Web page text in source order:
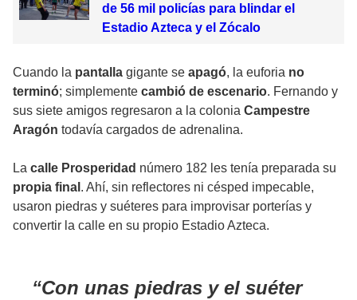
de 56 mil policías para blindar el
Estadio Azteca y el Zócalo
Cuando la pantalla gigante se apagó, la euforia no
terminó; simplemente cambió de escenario. Fernando y
sus siete amigos regresaron a la colonia Campestre
Aragón todavía cargados de adrenalina.
La calle Prosperidad número 182 les tenía preparada su
propia final . Ahí, sin reflectores ni césped impecable,
usaron piedras y suéteres para improvisar porterías y
convertir la calle en su propio Estadio Azteca.
Con unas piedras y el suéter